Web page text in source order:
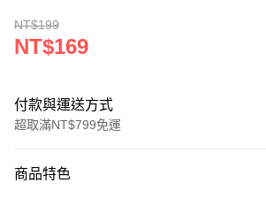
NT$199
NT$169
付款與運送方式
超取滿NT$799免運
信用卡一次付款
商品特色